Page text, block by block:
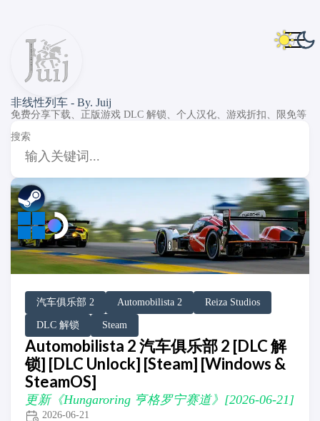
非线性列车 - By. Juij
免费分享下载、正版游戏 DLC 解锁、个人汉化、游戏折扣、限免等
搜索
汽车俱乐部 2 Automobilista 2 Reiza Studios
DLC 解锁
DLC Unlock
DLC 补丁
DLC Patch
Steam
Windows
SteamOS
Automobilista 2 汽车俱乐部 2 [DLC 解
锁] [DLC Unlock] [Steam] [Windows &
SteamOS]
更新《Hungaroring 亨格罗宁赛道》[2026-06-21]
2026-06-21